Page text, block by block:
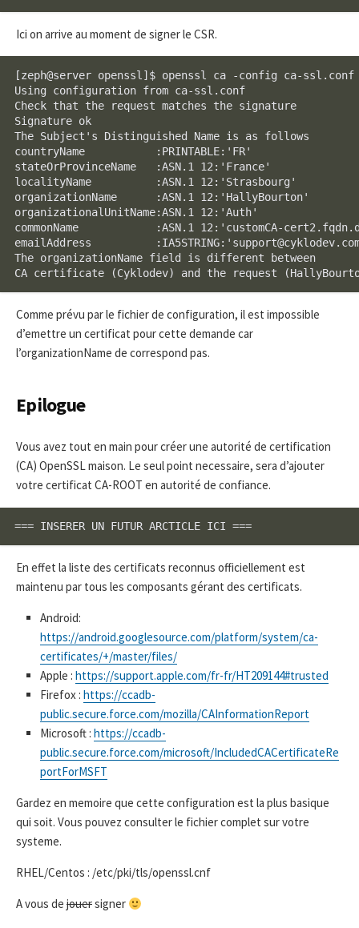
Ici on arrive au moment de signer le CSR.
[zeph@server openssl]$ openssl ca -config ca-
Using configuration from ca-ssl.conf
Check that the request matches the signature
Signature ok
The Subject's Distinguished Name is as follows
countryName           :PRINTABLE:'FR'
stateOrProvinceName   :ASN.1 12:'France'
localityName          :ASN.1 12:'Strasbourg'
organizationName      :ASN.1 12:'HallyBourton'
organizationalUnitName:ASN.1 12:'Auth'
commonName            :ASN.1 12:'customCA-
emailAddress
The organizationName field is different between
CA certificate (Cyklodev) and the request
Comme prévu par le fichier de configuration, il est impossible
d’emettre un certificat pour cette demande car
l’organizationName de correspond pas.
Epilogue
Vous avez tout en main pour créer une autorité de certification
(CA) OpenSSL maison. Le seul point necessaire, sera d’ajouter
votre certificat CA-ROOT en autorité de confiance.
=== INSERER UN FUTUR ARCTICLE ICI ===
En effet la liste des certificats reconnus officiellement est
maintenu par tous les composants gérant des certificats.
Android:
https://android.googlesource.com/platform/system/ca-
certificates/+/master/files/
Apple : https://support.apple.com/fr-fr/HT209144#trusted
Firefox : https://ccadb-
public.secure.force.com/mozilla/CAInformationReport
Microsoft : https://ccadb-
public.secure.force.com/microsoft/IncludedCACertificateRe
portForMSFT
Gardez en memoire que cette configuration est la plus basique
qui soit. Vous pouvez consulter le fichier complet sur votre
systeme.
RHEL/Centos : /etc/pki/tls/openssl.cnf
A vous de jouersigner